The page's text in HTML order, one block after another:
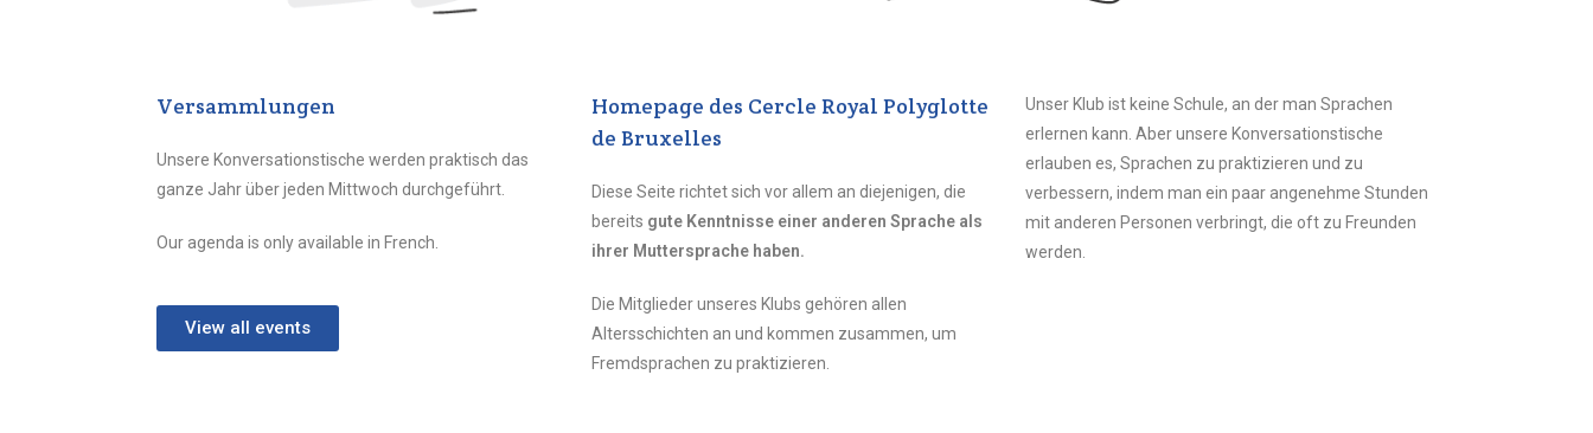
Versammlungen
Unsere Konversationstische werden praktisch das
ganze Jahr über jeden Mittwoch durchgeführt.
Our agenda is only available in French.
View all events
Homepage des Cercle Royal Polyglotte
de Bruxelles
Diese Seite richtet sich vor allem an diejenigen, die
bereits gute Kenntnisse einer anderen Sprache als
ihrer Muttersprache haben.
Die Mitglieder unseres Klubs gehören allen
Altersschichten an und kommen zusammen, um
Fremdsprachen zu praktizieren.
Unser Klub ist keine Schule, an der man Sprachen
erlernen kann. Aber unsere Konversationstische
erlauben es, Sprachen zu praktizieren und zu
verbessern, indem man ein paar angenehme Stunden
mit anderen Personen verbringt, die oft zu Freunden
werden.